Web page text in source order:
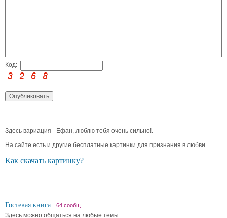
Код:
Здесь вариация - Ефан, люблю тебя очень сильно!.
На сайте есть и другие бесплатные картинки для признания в любви.
Как скачать картинку?
Гостевая книга 64 сообщ.
Здесь можно общаться на любые темы.